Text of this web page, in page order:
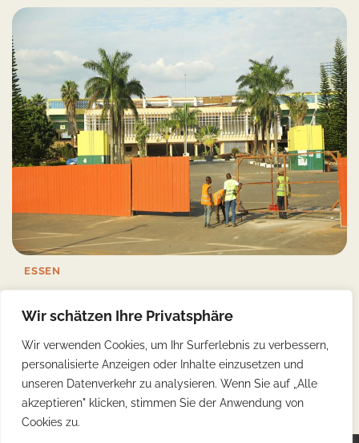
Wir schätzen Ihre Privatsphäre
Wir verwenden Cookies, um Ihr Surferlebnis zu verbessern,
personalisierte Anzeigen oder Inhalte einzusetzen und
unseren Datenverkehr zu analysieren. Wenn Sie auf „Alle
akzeptieren" klicken, stimmen Sie der Anwendung von
Cookies zu.
ESSEN
Ruanda
Yonca 01/03/2023 3 Min Read 0
Ruanda, das als „Land der tausend Hügel“ bekannt ist,
beeindruckt nicht nur mit seiner atemberaubenden […]